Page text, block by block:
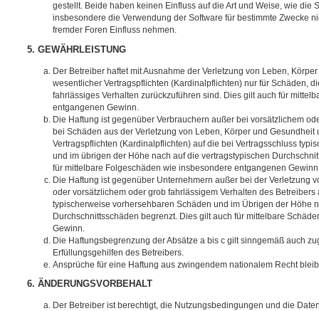
gestellt. Beide haben keinen Einfluss auf die Art und Weise, wie die
insbesondere die Verwendung der Software für bestimmte Zwecke
fremder Foren Einfluss nehmen.
5. GEWÄHRLEISTUNG
Der Betreiber haftet mit Ausnahme der Verletzung von Leben,
wesentlicher Vertragspflichten (Kardinalpflichten) nur für Schäden,
fahrlässiges Verhalten zurückzuführen sind. Dies gilt auch für
entgangenen Gewinn.
Die Haftung ist gegenüber Verbrauchern außer bei vorsätzlichem
bei Schäden aus der Verletzung von Leben, Körper und
Vertragspflichten (Kardinalpflichten) auf die bei Vertragsschluss
und im übrigen der Höhe nach auf die vertragstypischen
für mittelbare Folgeschäden wie insbesondere entgangenen
Die Haftung ist gegenüber Unternehmern außer bei der Verletzung
oder vorsätzlichem oder grob fahrlässigem Verhalten des Betreibers
typischerweise vorhersehbaren Schäden und im Übrigen der Höhe
Durchschnittsschäden begrenzt. Dies gilt auch für mittelbare
Gewinn.
Die Haftungsbegrenzung der Absätze a bis c gilt sinngemäß auch
Erfüllungsgehilfen des Betreibers.
Ansprüche für eine Haftung aus zwingendem nationalem Recht
6. ÄNDERUNGSVORBEHALT
Der Betreiber ist berechtigt, die Nutzungsbedingungen und die